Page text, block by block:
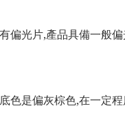
偏光片,產品具備一般
色是偏灰棕色,在一定